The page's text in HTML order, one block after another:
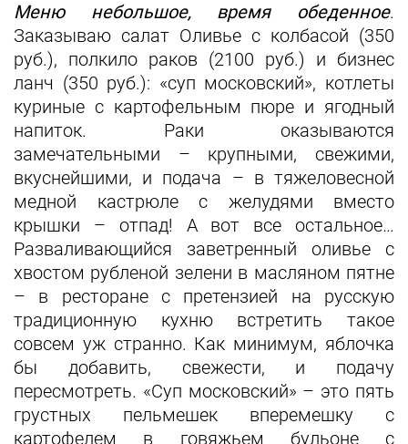
Меню небольшое, время обеденное.
Заказываю салат Оливье с колбасой (350
руб.), полкило раков (2100 руб.) и бизнес
ланч (350 руб.): «суп московский», котлеты
куриные с картофельным пюре и ягодный
напиток. Раки оказываются
замечательными – крупными, свежими,
вкуснейшими, и подача – в тяжеловесной
медной кастрюле с желудями вместо
крышки – отпад! А вот все остальное…
Разваливающийся заветренный оливье с
хвостом рубленой зелени в масляном пятне
– в ресторане с претензией на русскую
традиционную кухню встретить такое
совсем уж странно. Как минимум, яблочка
бы добавить, свежести, и подачу
пересмотреть. «Суп московский» – это пять
грустных пельмешек вперемешку с
картофелем в говяжьем бульоне с